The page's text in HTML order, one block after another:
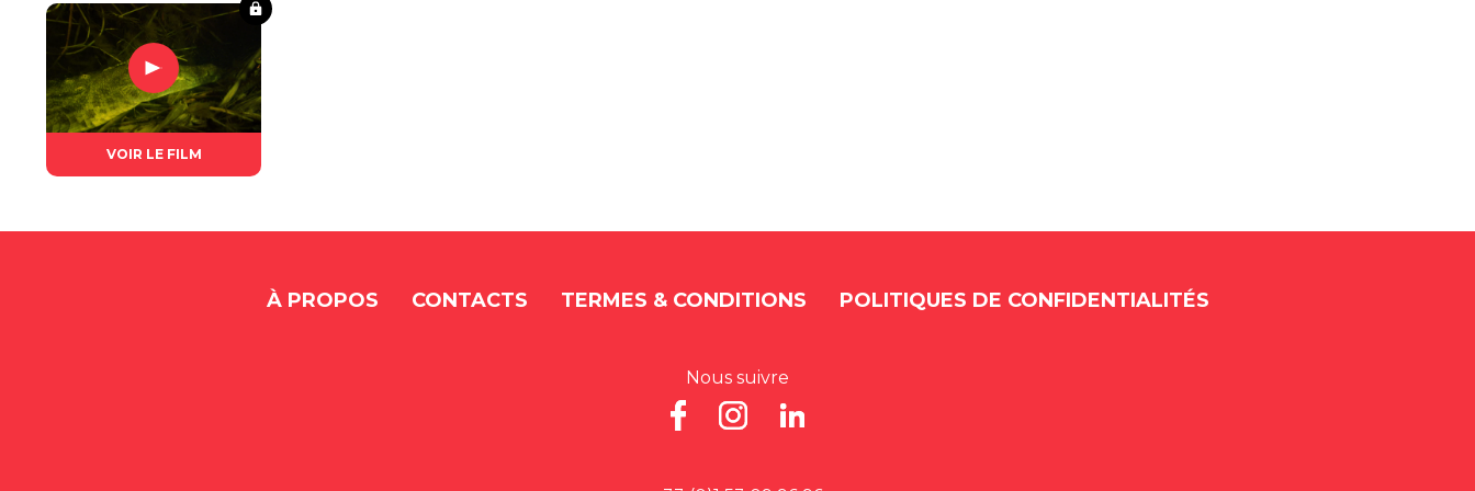
VOIR LE FILM
À PROPOS CONTACTS TERMES & CONDITIONS POLITIQUES DE CONFIDENTIALITÉS
Nous suivre